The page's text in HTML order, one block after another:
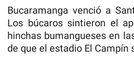
Bucaramanga venció a
Los búcaros sintieron el
hinchas bumangueses en
de que el estadio El Campín